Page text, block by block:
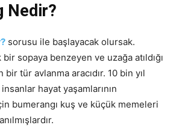
Nedir?
sorusu ile başlayacak olursak.
bir sopaya benzeyen ve uzağa atıldığı
tür avlanma aracıdır. 10 bin yıl
hayat yaşamlarının
bumerangı kuş ve küçük memeleri